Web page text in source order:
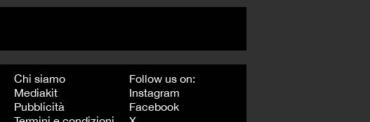
Chi siamo
Mediakit
Pubblicità
Follow us on:
Instagram
Facebook